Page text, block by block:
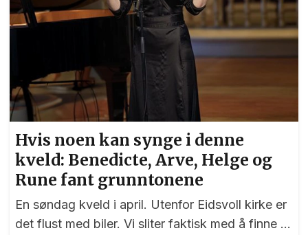
Hvis noen kan synge i denne
kveld: Benedicte, Arve, Helge og
Rune fant grunntonene
En søndag kveld i april. Utenfor Eidsvoll kirke er
det flust med biler. Vi sliter faktisk med å finne et